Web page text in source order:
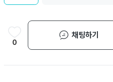
0
채팅하기